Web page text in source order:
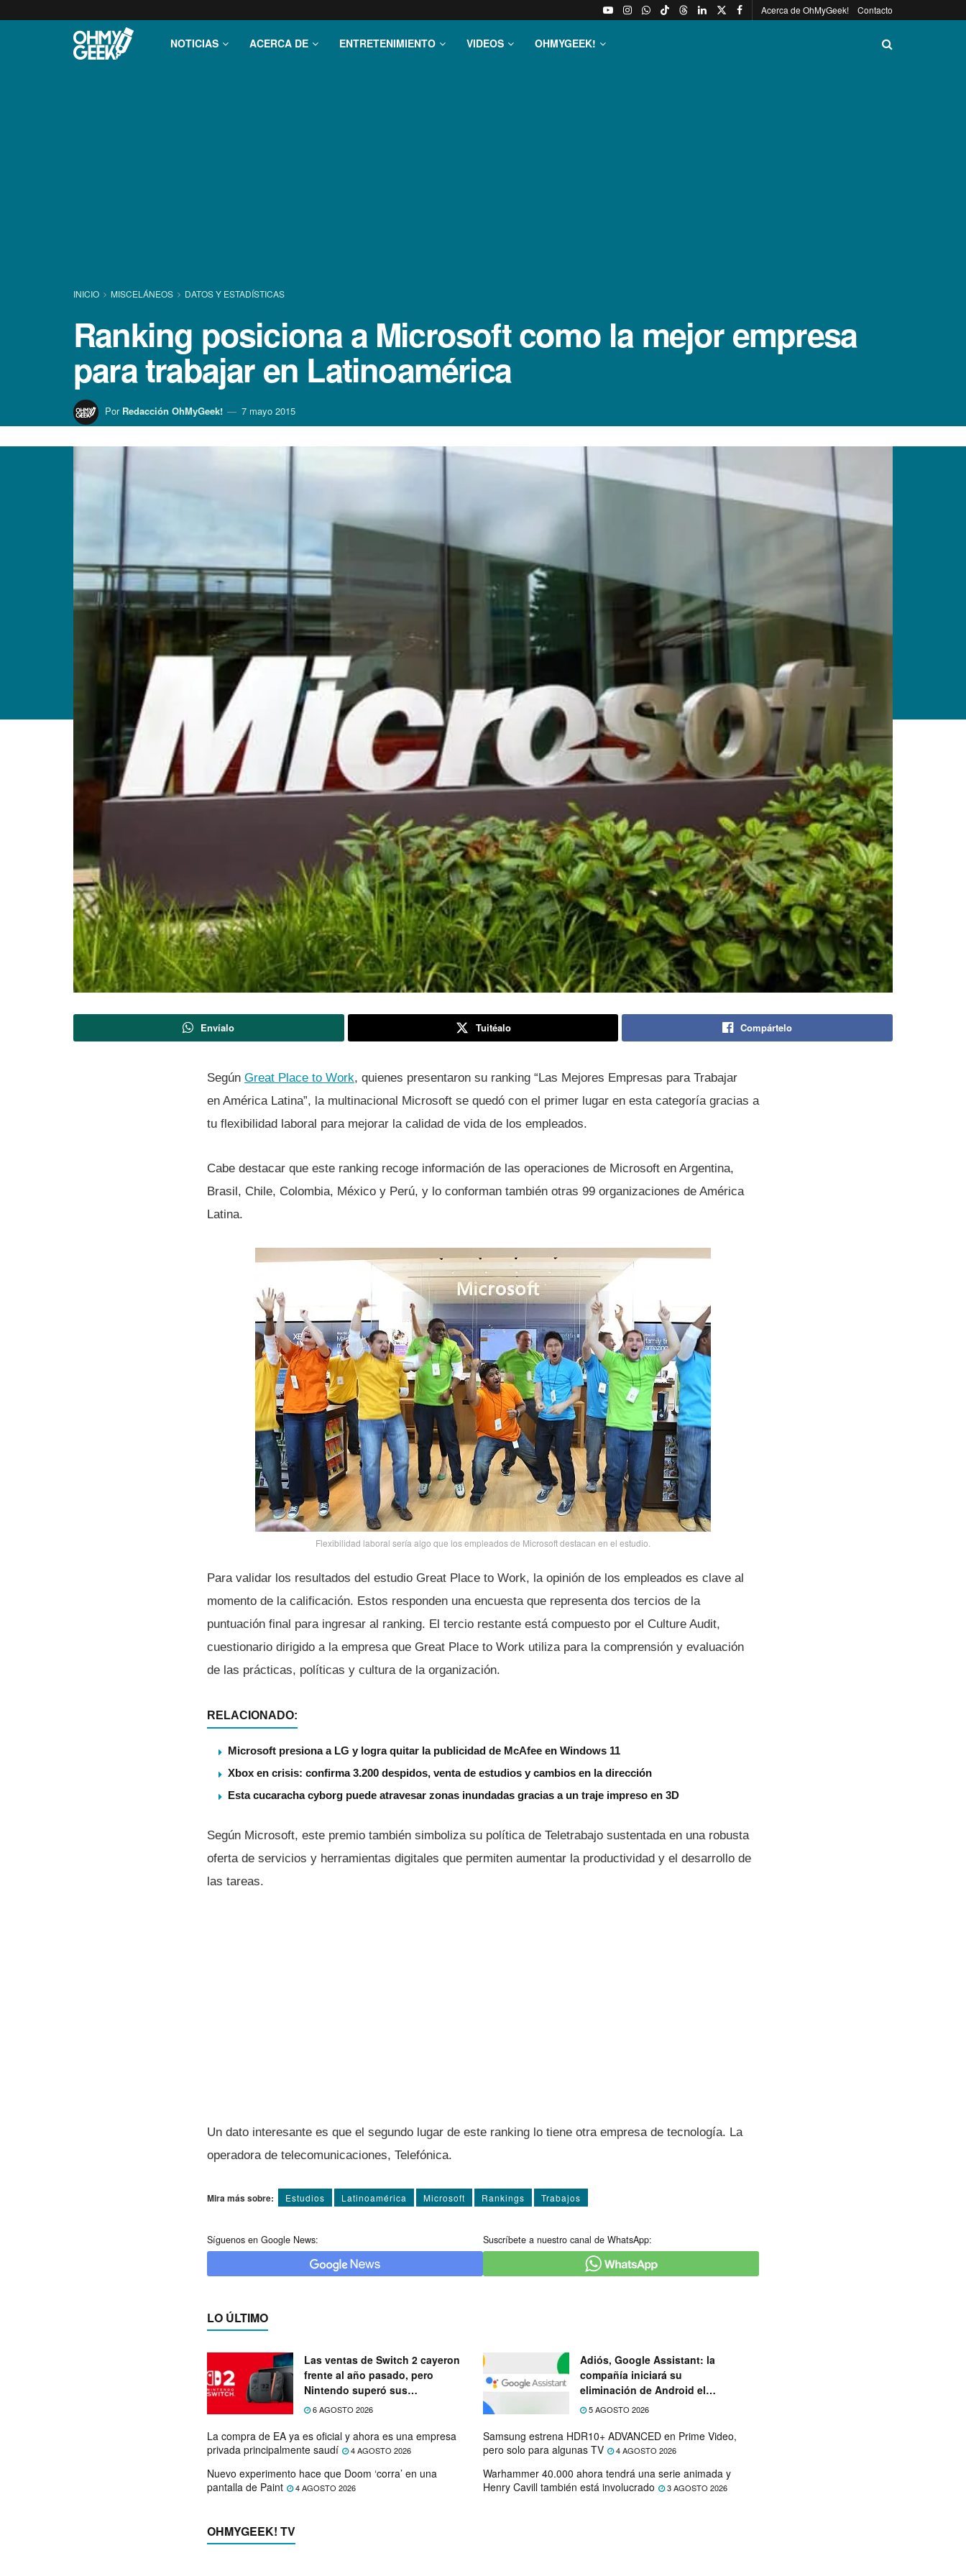
Acerca de OhMyGeek! Contacto
NOTICIAS ACERCA DE ENTRETENIMIENTO VIDEOS OHMYGEEK!
INICIO MISCELÁNEOS DATOS Y ESTADÍ­STICAS
Ranking posiciona a Microsoft como la mejor empresa
para trabajar en Latinoamérica
Por Redacción OhMyGeek! 7 mayo 2015
Envíalo Tuitéalo Compártelo
Según Great Place to Work, quienes presentaron su ranking “Las Mejores Empresas para Trabajar
en América Latina”, la multinacional Microsoft se quedó con el primer lugar en esta categorí­a gracias a
tu flexibilidad laboral para mejorar la calidad de vida de los empleados.
Cabe destacar que este ranking recoge información de las operaciones de Microsoft en Argentina,
Brasil, Chile, Colombia, México y Perú, y lo conforman también otras 99 organizaciones de América
Latina.
Flexibilidad laboral serí­a algo que los empleados de Microsoft destacan en el estudio.
Para validar los resultados del estudio Great Place to Work, la opinión de los empleados es clave al
momento de la calificación. Estos responden una encuesta que representa dos tercios de la
puntuación final para ingresar al ranking. El tercio restante está compuesto por el Culture Audit,
cuestionario dirigido a la empresa que Great Place to Work utiliza para la comprensión y evaluación
de las prácticas, polí­ticas y cultura de la organización.
RELACIONADO:
Microsoft presiona a LG y logra quitar la publicidad de McAfee en Windows 11
Xbox en crisis: confirma 3.200 despidos, venta de estudios y cambios en la dirección
Esta cucaracha cyborg puede atravesar zonas inundadas gracias a un traje impreso en 3D
Según Microsoft, este premio también simboliza su polí­tica de Teletrabajo sustentada en una robusta
oferta de servicios y herramientas digitales que permiten aumentar la productividad y el desarrollo de
las tareas.
Un dato interesante es que el segundo lugar de este ranking lo tiene otra empresa de tecnologí­a. La
operadora de telecomunicaciones, Telefónica.
Mira más sobre: Estudios Latinoamérica Microsoft Rankings Trabajos
Síguenos en Google News: Suscríbete a nuestro canal de WhatsApp:
LO ÚLTIMO
Las ventas de Switch 2 cayeron
frente al año pasado, pero
Nintendo superó sus
expectativas
6 AGOSTO 2026
Adiós, Google Assistant: la
compañía iniciará su
eliminación de Android el
próximo mes
5 AGOSTO 2026
La compra de EA ya es oficial y ahora es una empresa
privada principalmente saudí
4 AGOSTO 2026
Samsung estrena HDR10+ ADVANCED en Prime Video,
pero solo para algunas TV
4 AGOSTO 2026
Nuevo experimento hace que Doom ‘corra’ en una
pantalla de Paint
4 AGOSTO 2026
Warhammer 40.000 ahora tendrá una serie animada y
Henry Cavill también está involucrado
3 AGOSTO 2026
OHMYGEEK! TV